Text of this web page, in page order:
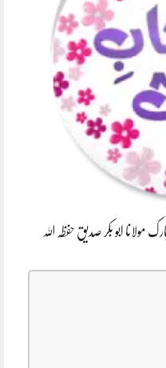
ابو بکر صدیق حفظہ اللہ